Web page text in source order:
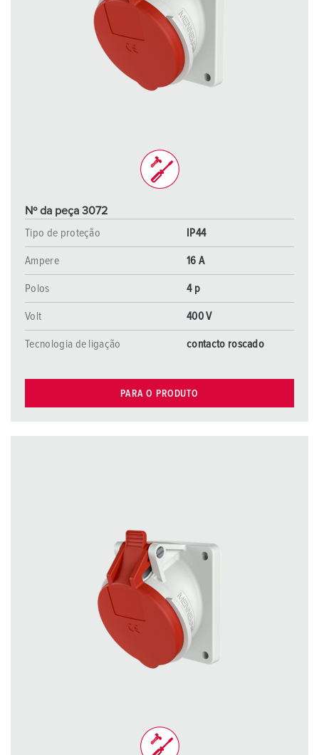
Nº da peça 3072
Tipo de proteção
IP44
Ampere 16 A
Polos 4 p
Volt 400 V
Tecnologia de ligação contacto roscado
PARA O PRODUTO